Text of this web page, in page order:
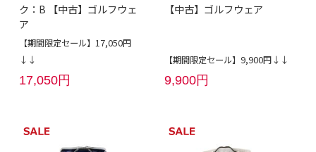
ク：B 【中古】ゴルフウェ
ア
【期間限定セール】17,050円
↓↓
17,050円
【中古】ゴルフウェア
【期間限定セール】9,900円↓↓
9,900円